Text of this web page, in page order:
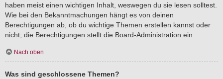
haben meist einen wichtigen Inhalt, weswegen du sie lesen solltest.
Wie bei den Bekanntmachungen hängt es von deinen
Berechtigungen ab, ob du wichtige Themen erstellen kannst oder
nicht; die Berechtigungen stellt die Board-Administration ein.
Nach oben
Was sind geschlossene Themen?